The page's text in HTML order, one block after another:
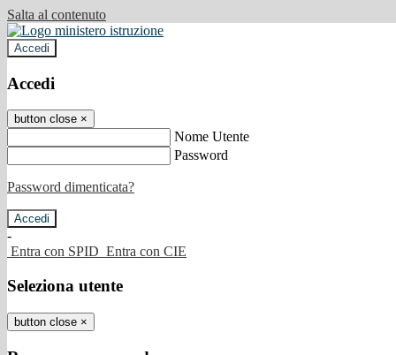
Salta al contenuto
Accedi
Accedi
button close ×
Nome Utente
Password
Password dimenticata?
-
Entra con SPID Entra con CIE
Seleziona utente
button close ×